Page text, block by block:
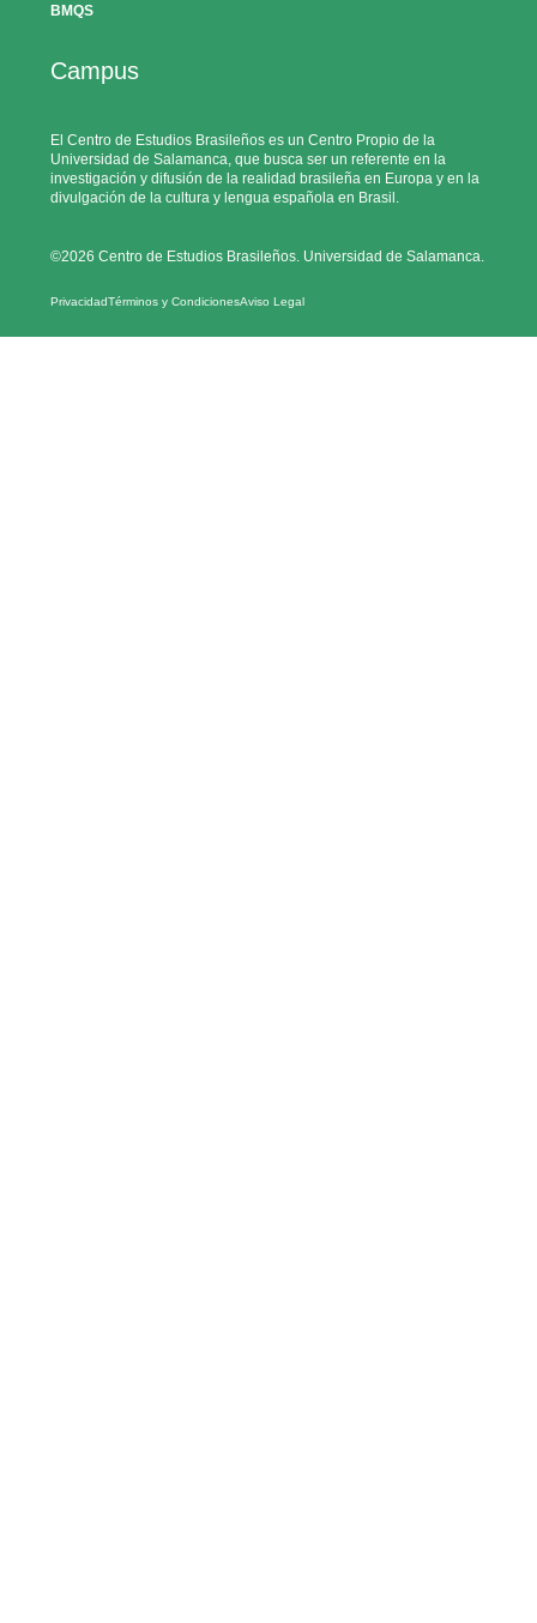
BMQS
Campus
El Centro de Estudios Brasileños es un Centro Propio de la
Universidad de Salamanca, que busca ser un referente en la
investigación y difusión de la realidad brasileña en Europa y en la
divulgación de la cultura y lengua española en Brasil.
©2026 Centro de Estudios Brasileños. Universidad de Salamanca.
PrivacidadTérminos y CondicionesAviso Legal